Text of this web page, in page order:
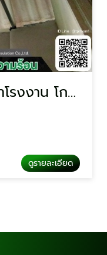
รับเหมาพ่นโฟมหลังคาโรงงาน โกดัง
ดูรายละเอียด